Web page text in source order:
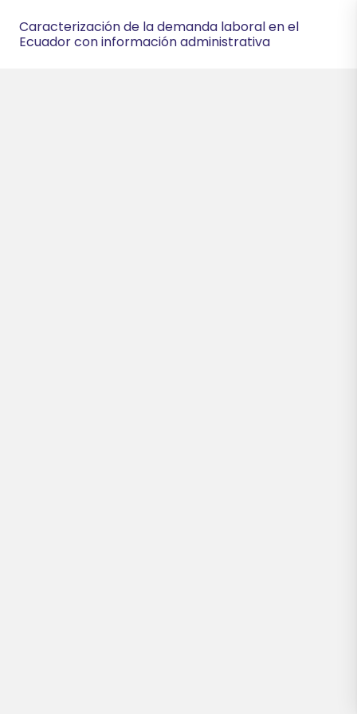
Caracterización de la demanda laboral en el
Ecuador con información administrativa